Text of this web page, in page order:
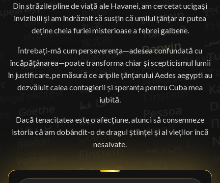
Din străzile pline de viață ale Havanei, am cercetat ucigași
invizibili și am îndrăznit să susțin că umilul țânțar ar putea
deține cheia furiei misterioase a febrei galbene.
Întrebați-mă cum perseverența—adesea confundată cu
încăpățânarea—poate transforma chiar și scepticismul lumii
în justificare, pe măsură ce aripile țânțarului Aedes aegypti au
dezvăluit calea contagierii și speranța pentru Cuba mea
iubită.
Dacă tenacitatea este o afecțiune, atunci să consemneze
istoria că am dobândit-o de dragul științei și al vieților încă
nesalvate.